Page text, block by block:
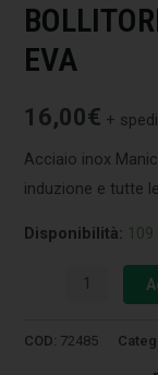
EVA
16,00€ +
Acciaio inox
induzione e tutte
Disponibilità:
COD: 72485